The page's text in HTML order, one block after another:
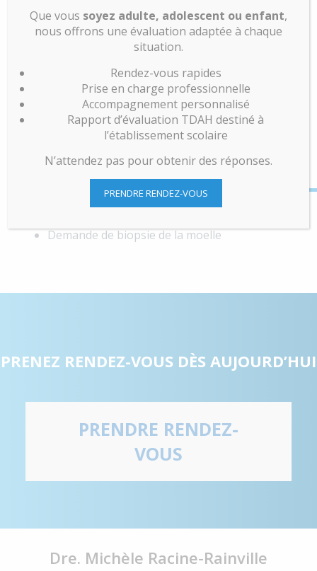
etc.)
Liste de médicaments à jour
AUCUNE RÉFÉRENCE REQUISE !
Contactez-nous au 450-735-8111 pour prendre
rendez-vous
EXCLUSIONS (NOUS NE
POUVONS PAS TRAITER)
Demande de biopsie de la moelle
PRENEZ RENDEZ-VOUS DÈS AUJOURD’HUI
PRENDRE RENDEZ-
VOUS
Dre. Michèle Racine-Rainville
Que vous soyez adulte, adolescent ou enfant,
nous offrons une évaluation adaptée à chaque
situation.
Rendez-vous rapides
Prise en charge professionnelle
Accompagnement personnalisé
Rapport d’évaluation TDAH destiné à
l’établissement scolaire
N’attendez pas pour obtenir des réponses.
PRENDRE RENDEZ-VOUS